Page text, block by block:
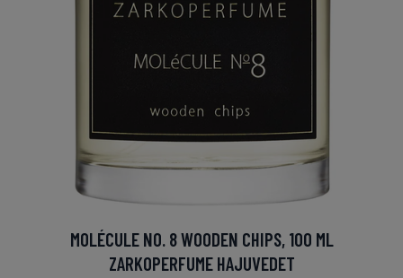
MOLÉCULE NO. 8 WOODEN CHIPS, 100 ML
ZARKOPERFUME HAJUVEDET